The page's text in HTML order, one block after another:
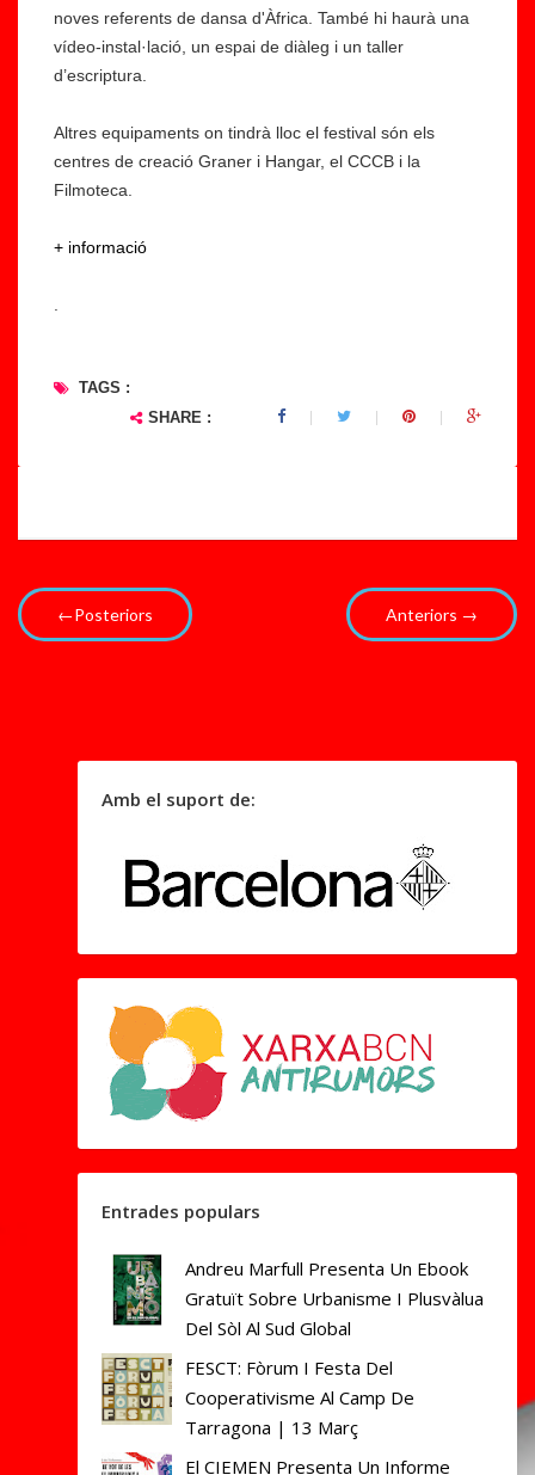
noves referents de dansa d'Àfrica. També hi haurà una
vídeo-instal·lació, un espai de diàleg i un taller
d’escriptura.
Altres equipaments on tindrà lloc el festival són els
centres de creació Graner i Hangar, el CCCB i la
Filmoteca.
+ informació
TAGS :
SHARE :
←Posteriors Anteriors →
Amb el suport de:
Entrades populars
Andreu Marfull Presenta Un Ebook
Gratuït Sobre Urbanisme I Plusvàlua
Del Sòl Al Sud Global
FESCT: Fòrum I Festa Del
Cooperativisme Al Camp De
Tarragona | 13 Març
El CIEMEN Presenta Un Informe